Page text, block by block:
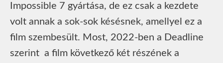
Impossible 7 gyártása, de ez csak a kezdete
volt annak a sok-sok késésnek, amellyel ez a
film szembesült. Most, 2022-ben a Deadline
szerint a film következő két részének a